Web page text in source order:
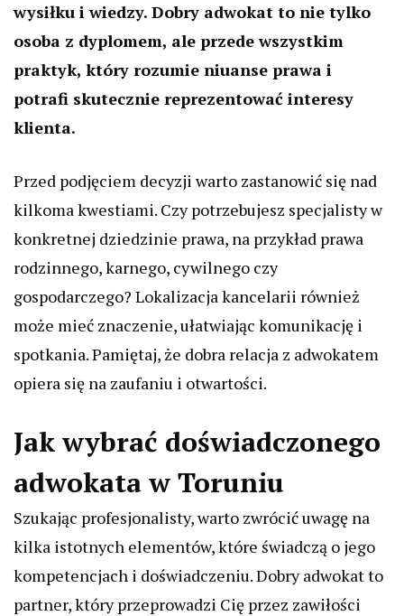
wysiłku i wiedzy. Dobry adwokat to nie tylko
osoba z dyplomem, ale przede wszystkim
praktyk, który rozumie niuanse prawa i
potrafi skutecznie reprezentować interesy
klienta.
Przed podjęciem decyzji warto zastanowić się nad
kilkoma kwestiami. Czy potrzebujesz specjalisty w
konkretnej dziedzinie prawa, na przykład prawa
rodzinnego, karnego, cywilnego czy
gospodarczego? Lokalizacja kancelarii również
może mieć znaczenie, ułatwiając komunikację i
spotkania. Pamiętaj, że dobra relacja z adwokatem
opiera się na zaufaniu i otwartości.
Jak wybrać doświadczonego
adwokata w Toruniu
Szukając profesjonalisty, warto zwrócić uwagę na
kilka istotnych elementów, które świadczą o jego
kompetencjach i doświadczeniu. Dobry adwokat to
partner, który przeprowadzi Cię przez zawiłości